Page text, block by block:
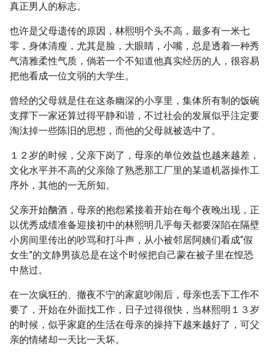
真正男人的标志。
也许是父母遗传的原因，林熙明个头不高，最多有一米七
零，身体清瘦，尤其是脸，大眼睛，小嘴，总是透着一种秀
气清雅柔性气质，倘若一个不知道他真实经历的人，很容易
把他看成一位文弱的大学生。
曾经的父母就是住在这条幽深的小享里，集体所有制的饭碗
支撑下一家还算过得平静和谐，不过社会的发展似乎注定要
淘汰掉一些陈旧的思想，而他的父母就被选中了。
１２岁的时候，父亲下岗了，母亲的单位效益也越来越差，
文化水平并不高的父亲除了熟悉那工厂里的某道机器操作工
序外，其他的一无所知。
父亲开始酗酒，母亲的抱怨紧接着开始在每个夜晚出现，正
以优秀成绩准备迎接初中的林熙明几乎每天都要深陷在隔壁
小房间里传出的吵骂和打斗声，从小被邻居阿姨们看成“假
女生”的文静男孩总是在这个时候把自己蒙在被子里在惶恐
中熬过。
在一次疯狂的、撤夜不宁的家庭吵闹后，母亲也丢下工作不
要了，开始在外面找工作，日子过得很快，当林熙明１３岁
的时候，似乎家庭的生活在母亲的操持下越来越好了，可父
亲的情绪却一天比一天坏。